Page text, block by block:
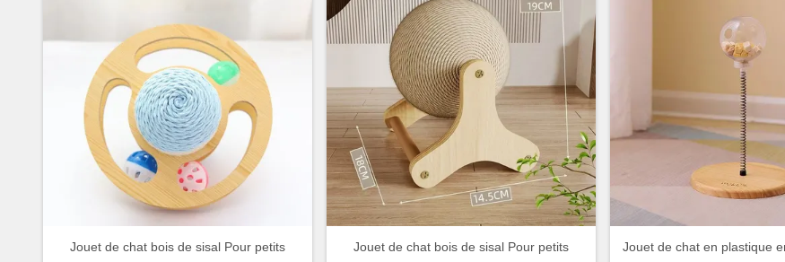
Jouet de chat bois de sisal Pour petits
Jouet de chat bois de sisal Pour petits
Jouet de chat en plastique